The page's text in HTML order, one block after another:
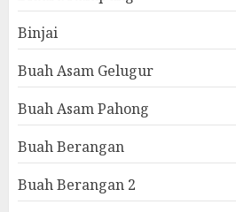
Binjai
Buah Asam Gelugur
Buah Asam Pahong
Buah Berangan
Buah Berangan 2